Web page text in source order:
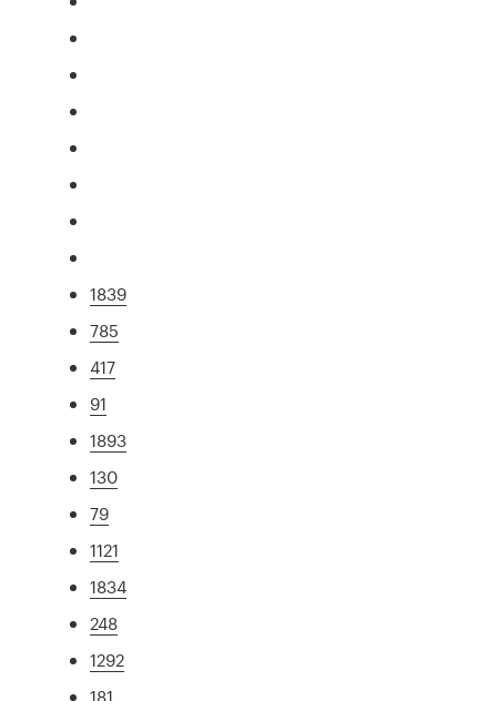
1839
785
417
91
1893
130
79
1121
1834
248
1292
181